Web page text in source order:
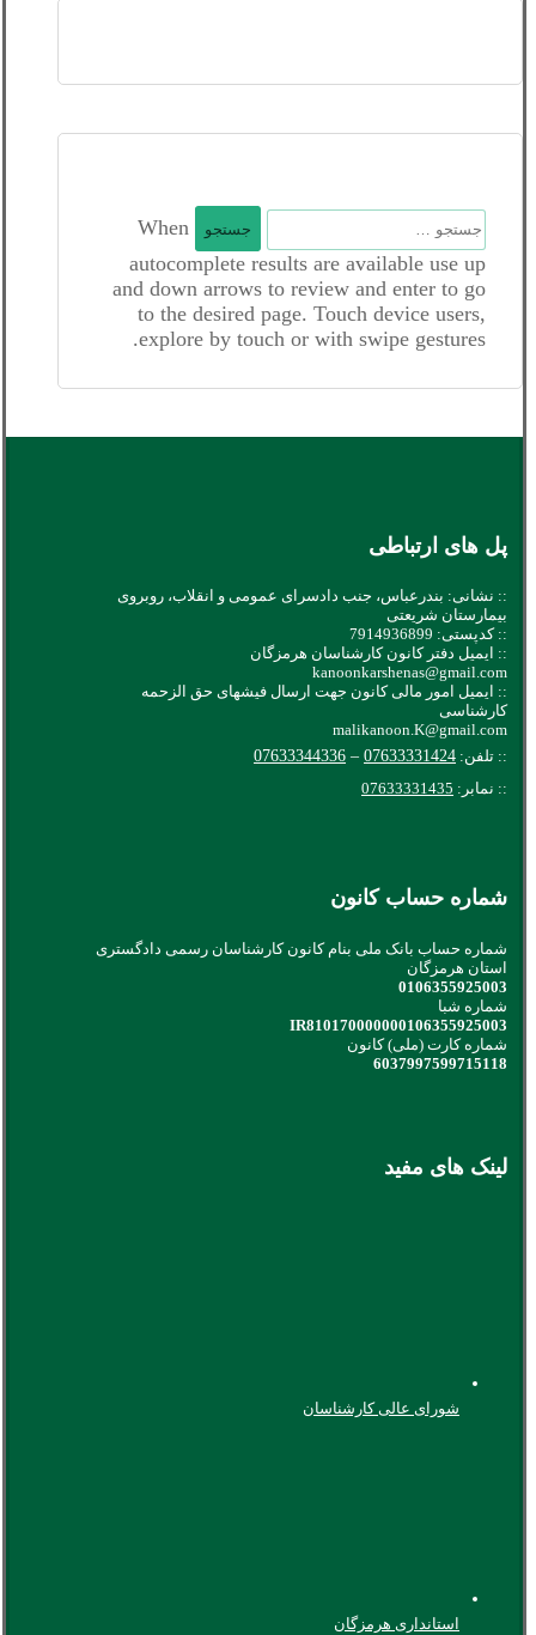
جستجو
برای:
When
autocomplete results are available use up
and down arrows to review and enter to go
to the desired page. Touch device users,
explore by touch or with swipe gestures.
پل های ارتباطی
:: نشانی: بندرعباس، جنب دادسرای عمومی و انقلاب، روبروی
بیمارستان شریعتی
:: کدپستی: 7914936899
:: ایمیل دفتر کانون کارشناسان هرمزگان
kanoonkarshenas@gmail.com
:: ایمیل امور مالی کانون جهت ارسال فیشهای حق الزحمه
کارشناسی
malikanoon.K@gmail.com
:: تلفن: 07633331424
–
07633344336
:: نمابر: 07633331435
شماره حساب کانون
شماره حساب بانک ملی بنام کانون کارشناسان رسمی دادگستری
استان هرمزگان
0106355925003
شماره شبا
IR810170000000106355925003
شماره کارت (ملی) کانون
6037997599715118
لینک های مفید
شورای عالی کارشناسان
استانداری هرمزگان